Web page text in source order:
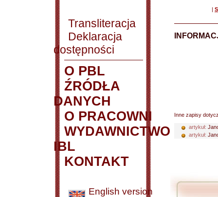
Transliteracja
Deklaracja
dostępności
O PBL
ŹRÓDŁA
DANYCH
O PRACOWNI
WYDAWNICTWO
IBL
KONTAKT
English version
|
Inne zapisy
artykuł:
artykuł: